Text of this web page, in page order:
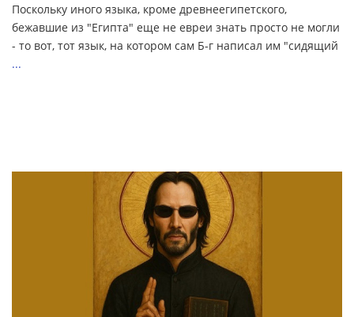
Поскольку иного языка, кроме древнеегипетского,
бежавшие из "Египта" еще не евреи знать просто не могли
- то вот, тот язык, на котором сам Б-г написал им "сидящий
...